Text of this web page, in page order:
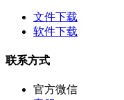
文件下载
软件下载
联系方式
官方微信